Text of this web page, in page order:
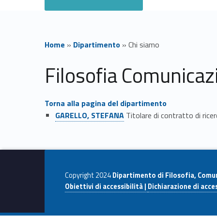
Home » Dipartimento » Chi siamo
C
h
i
s
Filosofia
Torna alla pagina del dipartimento
GARELLO, STEFANA Titolare di contratto di
Skip back to navigation
Copyright 2024Dipartimento di Filosofia,
Obiettivi di accessibilità | Dichiarazione di